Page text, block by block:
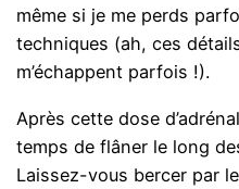
même si je me perds
techniques (ah, ces
m’échappent parfois !).
Après cette dose
temps de flâner le long
Laissez-vous bercer par